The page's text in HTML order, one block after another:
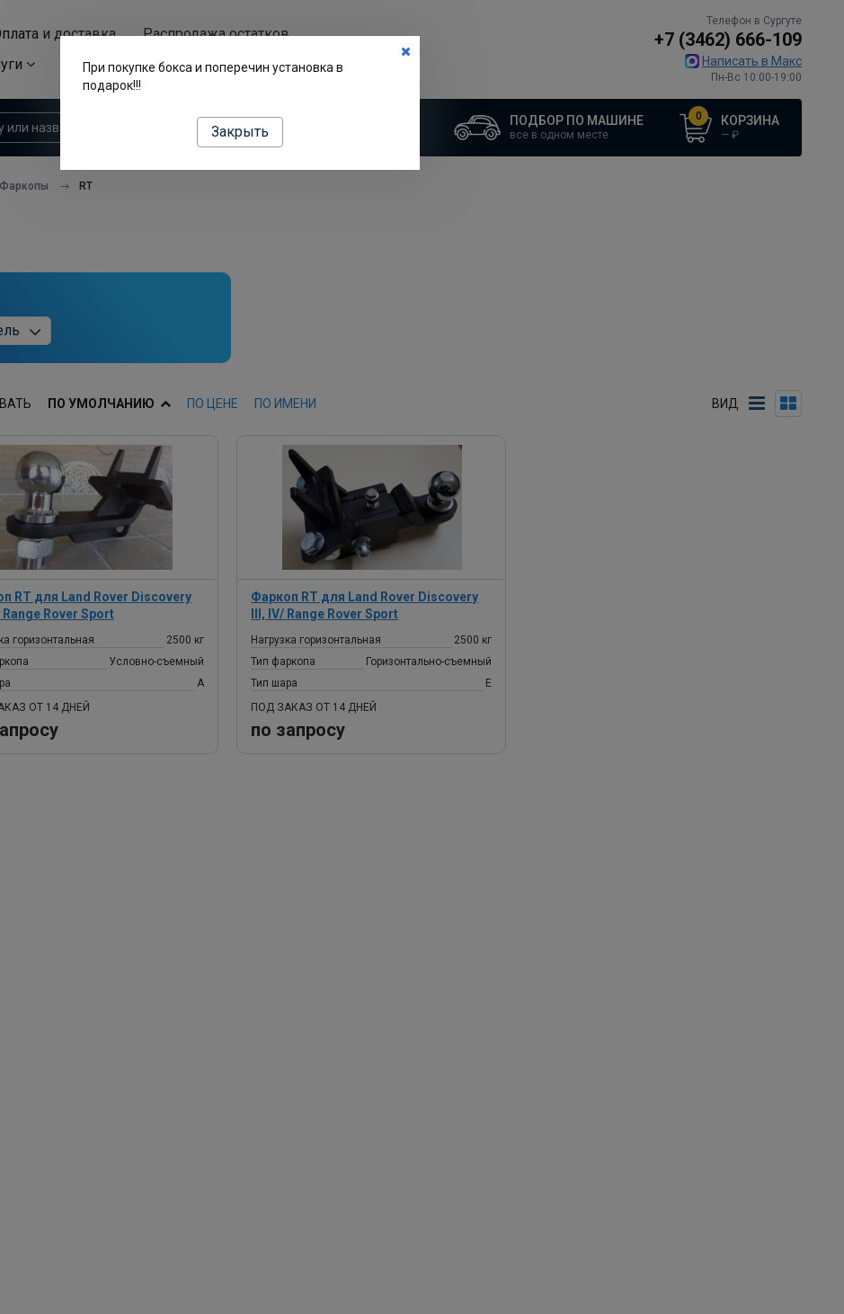
и доставка
Распродажа остатков
Аренда автобоксов
Телефон в Сургуте
+7 (3462) 666-109
Написать в Макс
Пн-Вс 10:00-19:00
ПОДБОР ПО МАШИНЕ
все в одном месте
0 КОРЗИНА
— ₽
Фаркопы RT
ПО УМОЛЧАНИЮ ПО ЦЕНЕ ПО ИМЕНИ ВИД
RT для Land Rover Discovery
/ Range Rover Sport
горизонтальная
2500 кг
Условно-съемный
A
ОТ 14 ДНЕЙ
Фаркоп RT для Land Rover Discovery
III, IV/ Range Rover Sport
Нагрузка горизонтальная
2500 кг
Тип фаркопа
Горизонтально-съемный
Тип шара
Е
ПОД ЗАКАЗ ОТ 14 ДНЕЙ
по запросу
При покупке бокса и поперечин установка в
подарок!!!
Закрыть